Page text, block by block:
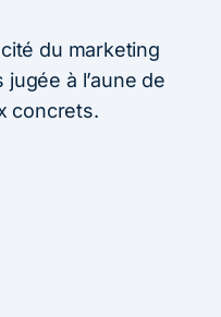
du marketing
à l’aune de
concrets.